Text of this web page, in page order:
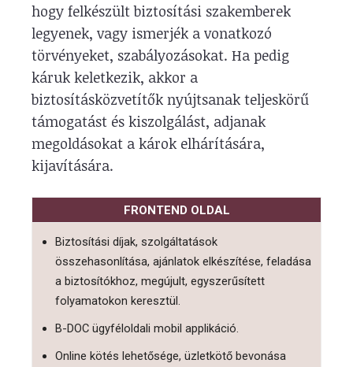
hogy felkészült biztosítási szakemberek
legyenek, vagy ismerjék a vonatkozó
törvényeket, szabályozásokat. Ha pedig
káruk keletkezik, akkor a
biztosításközvetítők nyújtsanak teljeskörű
támogatást és kiszolgálást, adjanak
megoldásokat a károk elhárítására,
kijavítására.
FRONTEND OLDAL
Biztosítási díjak, szolgáltatások
összehasonlítása, ajánlatok elkészítése, feladása
a biztosítókhoz, megújult, egyszerűsített
folyamatokon keresztül.
B-DOC ügyféloldali mobil applikáció.
Online kötés lehetősége, üzletkötő bevonása